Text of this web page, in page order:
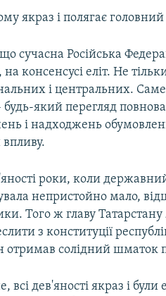
якраз і полягає головний
сучасна Російська
на консенсусі еліт. Не
і центральних.
будь-який перегляд
і надходжень
роки, коли
непристойно мало,
Того ж главу Татарстану
з конституції
отримав солідний
всі дев'яності якраз і